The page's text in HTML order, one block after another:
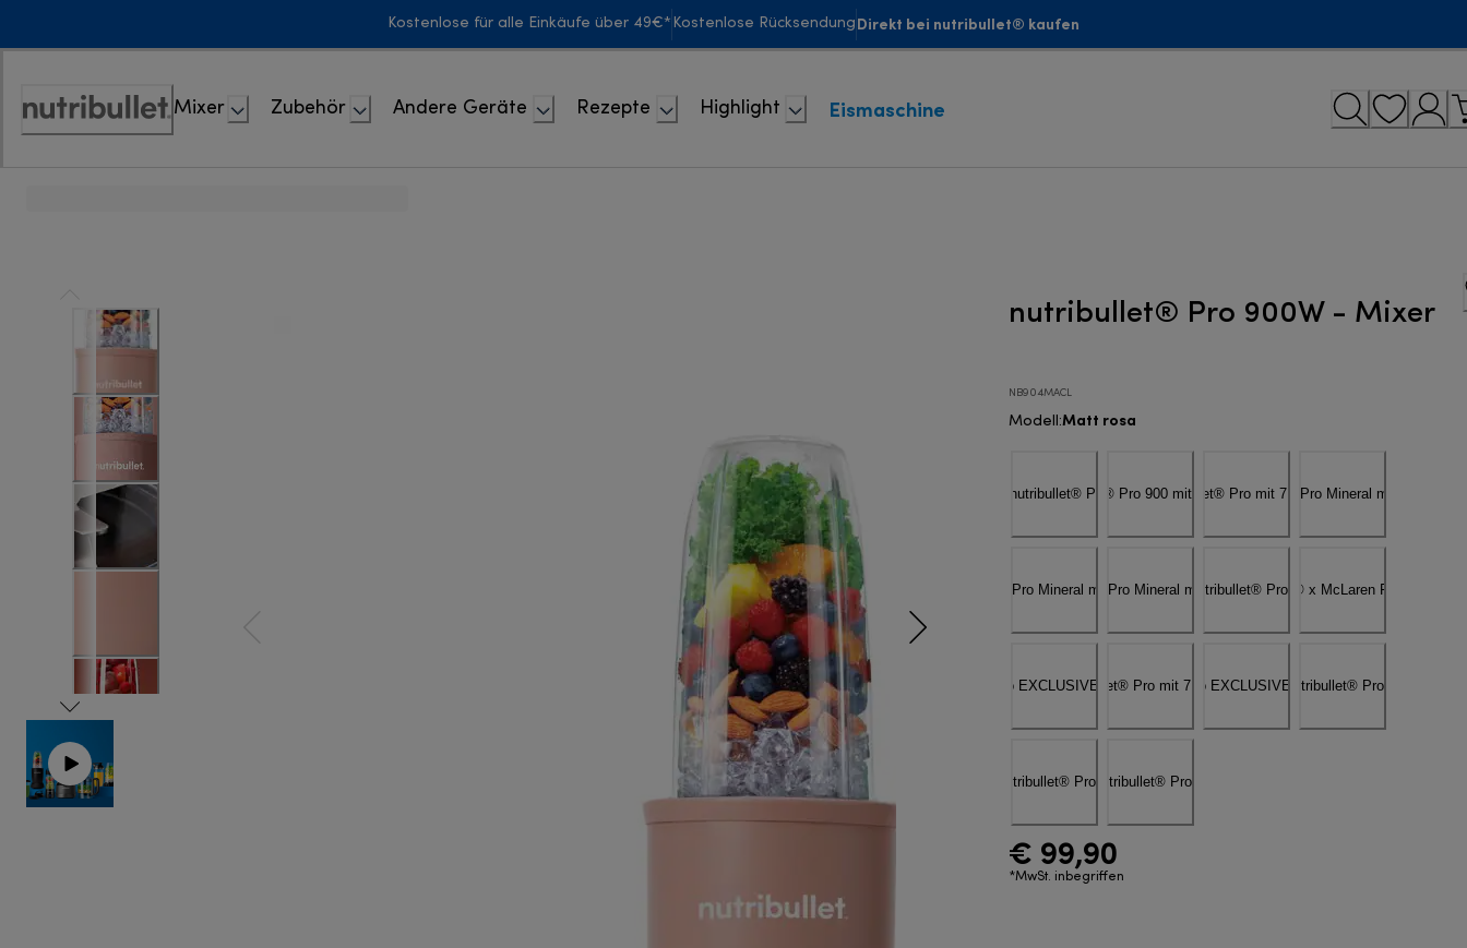
Kostenlose für alle Einkäufe über 49€* Kostenlose Rücksendung Direkt bei nutribullet® kaufen
Erklärung
Mixer Zubehör Andere Geräte Rezepte Highlight Eismaschine
nutribullet® Pro 900W - Mixer
NB904MACL
Modell :Matt rosa
€ 99,90
*MwSt. inbegriffen